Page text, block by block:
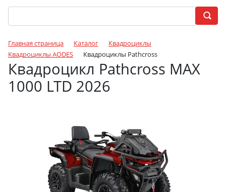
Главная страница Каталог
Квадроциклы
Квадроциклы AODES
Квадроциклы Pathcross
Квадроцикл Pathcross MAX
1000 LTD 2026